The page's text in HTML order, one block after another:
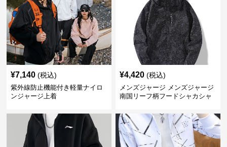
¥7,140 (税込)
紫外線防止機能付き軽量ナイロ
ンジャージ上着
¥4,420 (税込)
メンズジャージ メンズジャージ
南国リーフ柄フードシャカシャ